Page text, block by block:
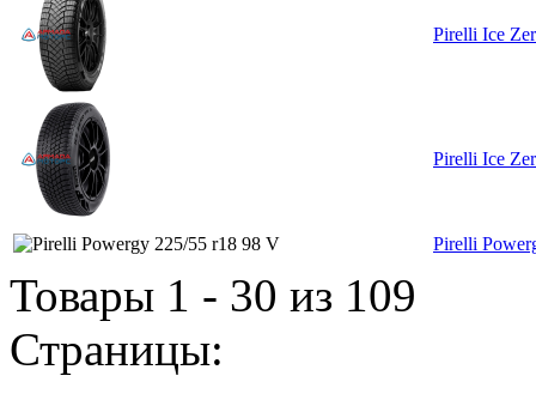
Pirelli Ice
Pirelli Ice
Pirelli
Товары 1 - 30 из 109
Страницы: